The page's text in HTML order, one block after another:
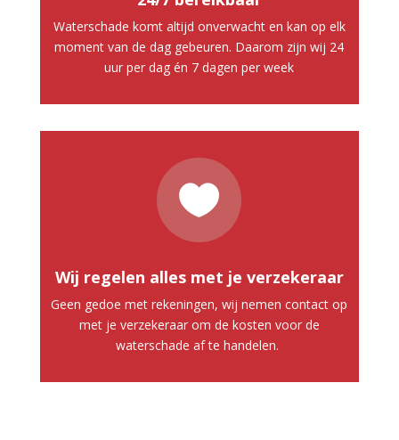
Waterschade komt altijd onverwacht en kan op elk
moment van de dag gebeuren. Daarom zijn wij 24
uur per dag én 7 dagen per week

Wij regelen alles met je verzekeraar
Geen gedoe met rekeningen, wij nemen contact op
met je verzekeraar om de kosten voor de
waterschade af te handelen.